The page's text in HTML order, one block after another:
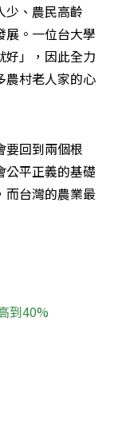
少、農民高齡
展。一位台大學
好」，因此全力
農村老人家的心
要回到兩個根
公平正義的基礎
而台灣的農業最
到40%